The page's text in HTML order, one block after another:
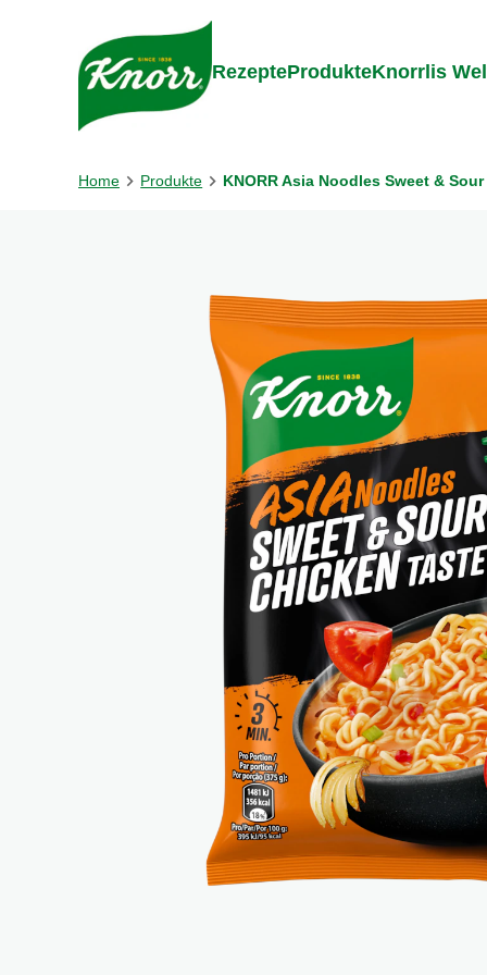
Gehe zu:
RezepteProdukteKnorrlis
Home Produkte KNORR Asia Noodles Sweet &